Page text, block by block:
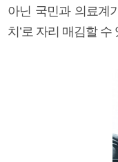
아닌 국민과 의료계
치’로 자리 매김할